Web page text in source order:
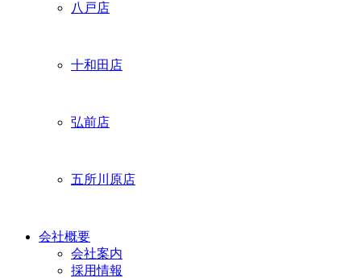
八戸店
十和田店
弘前店
五所川原店
会社概要
会社案内
採用情報